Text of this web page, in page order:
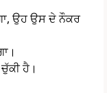
ਉਹ ਉਸ ਦੇ ਨੌਕਰ
ਹੈ।